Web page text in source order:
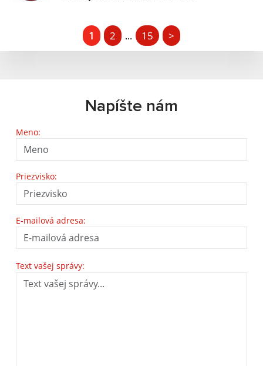
1 2 ... 15 >
Napíšte nám
Meno:
Priezvisko:
E-mailová adresa:
Text vašej správy: